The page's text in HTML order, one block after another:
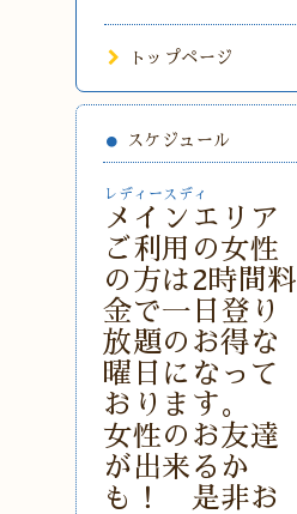
トップページ
スケジュール
レディースディ
メインエリア
ご利用の女性
の方は2時間料
金で一日登り
放題のお得な
曜日になって
おります。
女性のお友達
が出来るか
も！ 是非お